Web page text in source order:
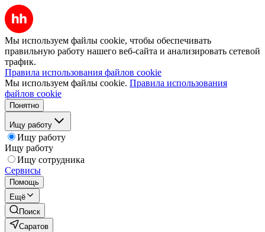
Мы используем файлы cookie, чтобы обеспечивать
правильную работу нашего веб-сайта и анализировать сетевой
трафик.
Правила использования файлов cookie
Мы используем файлы cookie. Правила использования
файлов cookie
Понятно
Ищу работу
Ищу работу
Ищу работу
Ищу сотрудника
Сервисы
Помощь
Ещё
Поиск
Саратов